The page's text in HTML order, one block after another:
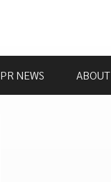
PR NEWS ABOUT